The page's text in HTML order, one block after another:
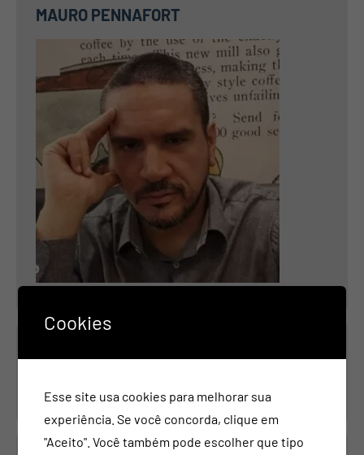
MAURO PENNAFORT
Cookies
Esse site usa cookies para melhorar sua
experiência. Se você concorda, clique em
"Aceito". Você também pode escolher que tipo